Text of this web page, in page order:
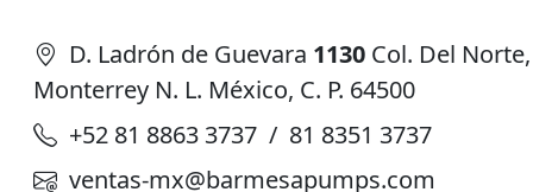
D. Ladrón de Guevara 1130 Col. Del Norte,
Monterrey N. L. México, C. P. 64500
+52 81 8863 3737 / 81 8351 3737
ventas-mx@barmesapumps.com